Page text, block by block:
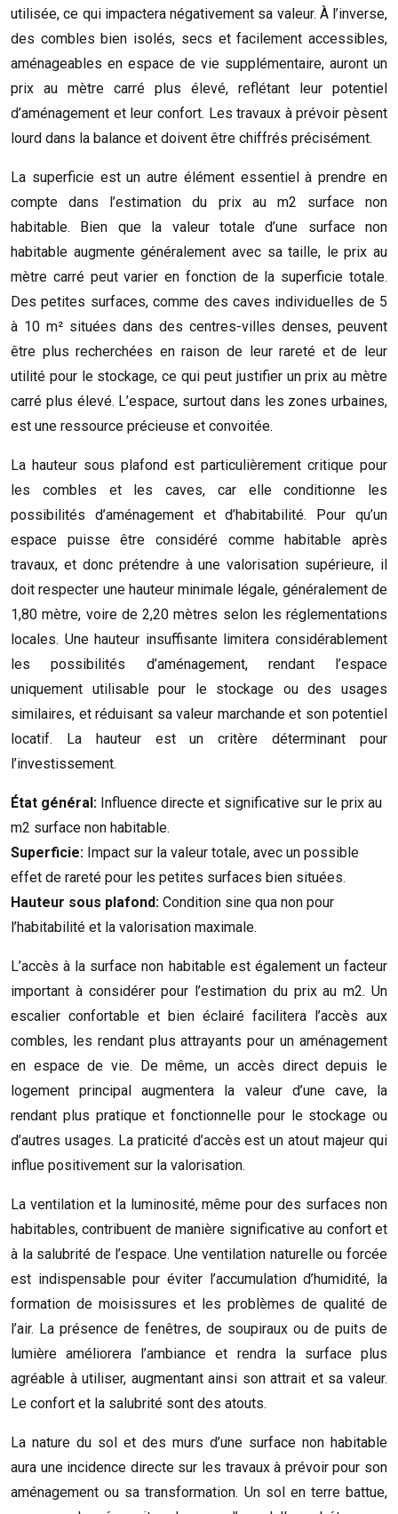
utilisée, ce qui impactera négativement sa valeur. À l’inverse,
des combles bien isolés, secs et facilement accessibles,
aménageables en espace de vie supplémentaire, auront un
prix au mètre carré plus élevé, reflétant leur potentiel
d’aménagement et leur confort. Les travaux à prévoir pèsent
lourd dans la balance et doivent être chiffrés précisément.
La superficie est un autre élément essentiel à prendre en
compte dans l’estimation du prix au m2 surface non
habitable. Bien que la valeur totale d’une surface non
habitable augmente généralement avec sa taille, le prix au
mètre carré peut varier en fonction de la superficie totale.
Des petites surfaces, comme des caves individuelles de 5
à 10 m² situées dans des centres-villes denses, peuvent
être plus recherchées en raison de leur rareté et de leur
utilité pour le stockage, ce qui peut justifier un prix au mètre
carré plus élevé. L’espace, surtout dans les zones urbaines,
est une ressource précieuse et convoitée.
La hauteur sous plafond est particulièrement critique pour
les combles et les caves, car elle conditionne les
possibilités d’aménagement et d’habitabilité. Pour qu’un
espace puisse être considéré comme habitable après
travaux, et donc prétendre à une valorisation supérieure, il
doit respecter une hauteur minimale légale, généralement de
1,80 mètre, voire de 2,20 mètres selon les réglementations
locales. Une hauteur insuffisante limitera considérablement
les possibilités d’aménagement, rendant l’espace
uniquement utilisable pour le stockage ou des usages
similaires, et réduisant sa valeur marchande et son potentiel
locatif. La hauteur est un critère déterminant pour
l’investissement.
État général: Influence directe et significative sur le prix au
m2 surface non habitable.
Superficie: Impact sur la valeur totale, avec un possible
effet de rareté pour les petites surfaces bien situées.
Hauteur sous plafond: Condition sine qua non pour
l’habitabilité et la valorisation maximale.
L’accès à la surface non habitable est également un facteur
important à considérer pour l’estimation du prix au m2. Un
escalier confortable et bien éclairé facilitera l’accès aux
combles, les rendant plus attrayants pour un aménagement
en espace de vie. De même, un accès direct depuis le
logement principal augmentera la valeur d’une cave, la
rendant plus pratique et fonctionnelle pour le stockage ou
d’autres usages. La praticité d’accès est un atout majeur qui
influe positivement sur la valorisation.
La ventilation et la luminosité, même pour des surfaces non
habitables, contribuent de manière significative au confort et
à la salubrité de l’espace. Une ventilation naturelle ou forcée
est indispensable pour éviter l’accumulation d’humidité, la
formation de moisissures et les problèmes de qualité de
l’air. La présence de fenêtres, de soupiraux ou de puits de
lumière améliorera l’ambiance et rendra la surface plus
agréable à utiliser, augmentant ainsi son attrait et sa valeur.
Le confort et la salubrité sont des atouts.
La nature du sol et des murs d’une surface non habitable
aura une incidence directe sur les travaux à prévoir pour son
aménagement ou sa transformation. Un sol en terre battue,